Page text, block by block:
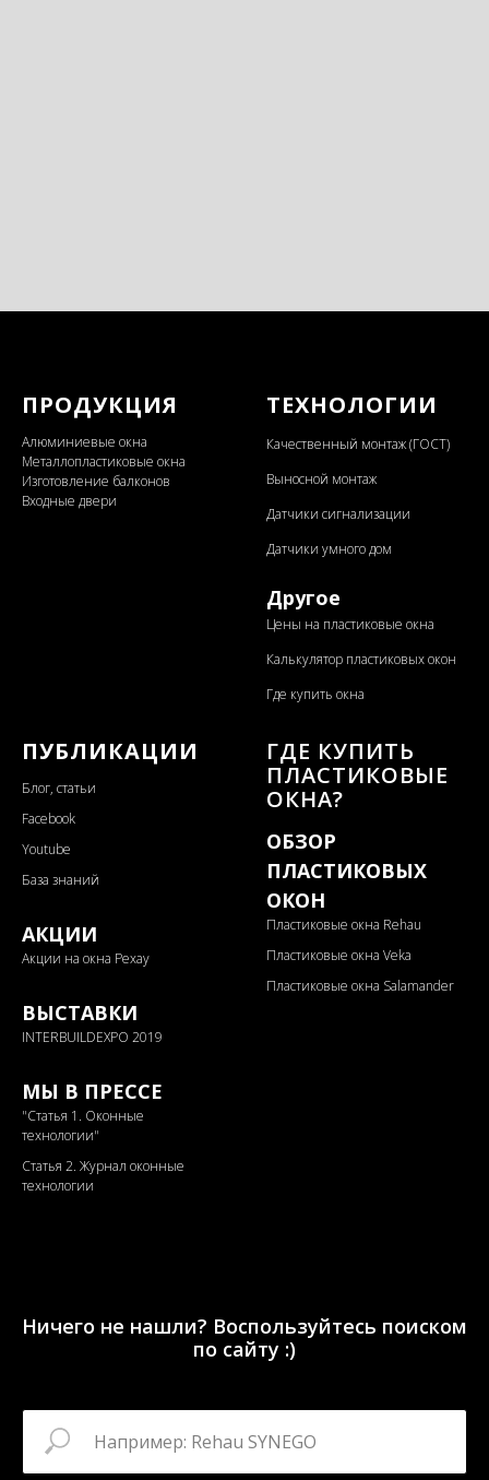
ПРОДУКЦИЯ
Алюминиевые окна
Металлопластиковые окна
Изготовление балконов
Входные двери
ТЕХНОЛОГИИ
Качественный монтаж (ГОСТ)
Выносной монтаж
Датчики сигнализации
Датчики умного дом
Другое
Цены на пластиковые окна
Калькулятор пластиковых окон
Где купить окна
ПУБЛИКАЦИИ
Блог, статьи
Facebook
Youtube
База знаний
АКЦИИ
Акции на окна Рехау
ВЫСТАВКИ
INTERBUILDEXPO 2019
МЫ В ПРЕССЕ
"Статья 1. Оконные
технологии"
Статья 2. Журнал оконные
технологии
ГДЕ КУПИТЬ
ПЛАСТИКОВЫЕ
ОКНА?
ОБЗОР
ПЛАСТИКОВЫХ
ОКОН
Пластиковые окна Rehau
Пластиковые окна Veka
Пластиковые окна Salamander
Ничего не нашли? Воспользуйтесь поиском
по сайту :)